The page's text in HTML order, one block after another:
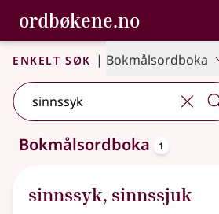
Gå til hovudinnhald
Tilgjenge
ordbøkene.no,
Bokmålsordboka og Nynorskordboka
Enkelt søk | Bokmålsordboka
Eitt treff.Ytterlegare søkjeforslag
Bokmålsordboka 1
sinnssyk, sinnssjuk